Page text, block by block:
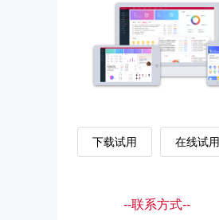
下载试用 在线试用
--联系方式--